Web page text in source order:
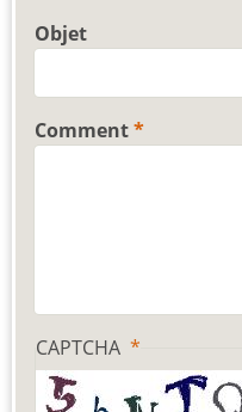
Objet
Comment
CAPTCHA